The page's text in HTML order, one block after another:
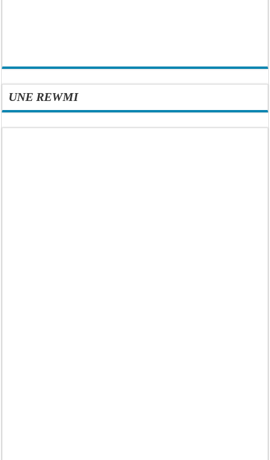
UNE REWMI